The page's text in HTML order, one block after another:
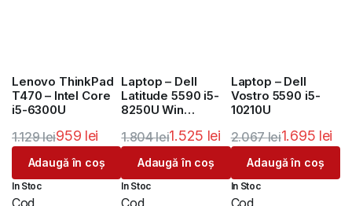
Lenovo ThinkPad
T470 – Intel Core
i5-6300U
1.129lei
Prețul
inițial
a
959 lei
Prețul
curent
este:
Adaugă în coș
In Stoc
Cod
Laptop – Dell
Latitude 5590 i5-
8250U Win
1.804lei
Prețul
inițial
a
1.525 lei
Prețul
curent
este:
Adaugă în coș
In Stoc
Cod
Laptop – Dell
Vostro 5590 i5-
10210U
2.067lei
Prețul
inițial
a
1.695 lei
Prețul
curent
este:
Adaugă în coș
In Stoc
Cod